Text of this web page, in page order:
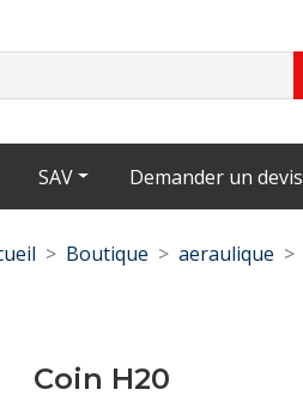
SAV Demander un devis
Boutique aeraulique
Coin H20